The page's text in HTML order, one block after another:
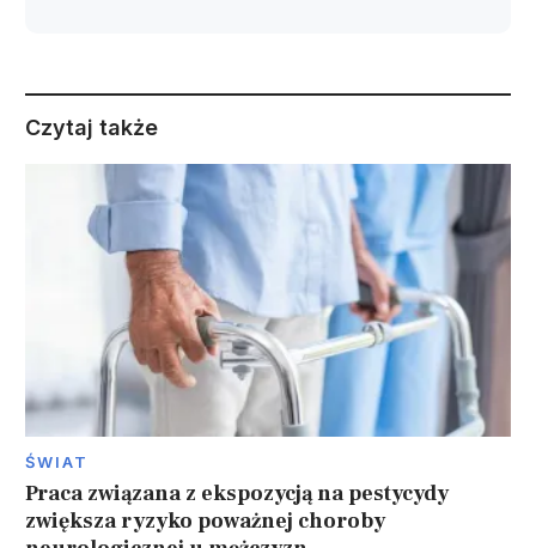
Czytaj także
ŚWIAT
Praca związana z ekspozycją na pestycydy
zwiększa ryzyko poważnej choroby